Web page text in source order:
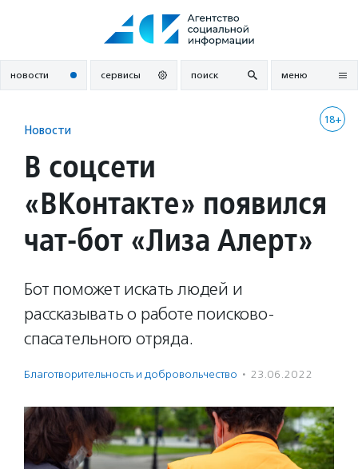
новости сервисы поиск меню
18+
Новости
В соцсети
«ВКонтакте» появился
чат-бот «Лиза Алерт»
Бот поможет искать людей и
рассказывать о работе поисково-
спасательного отряда.
Благотвори­тель­ность и доброволь­чест­во · 23.06.2022